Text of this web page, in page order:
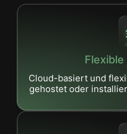
Cloud-basiert und
gehostet oder